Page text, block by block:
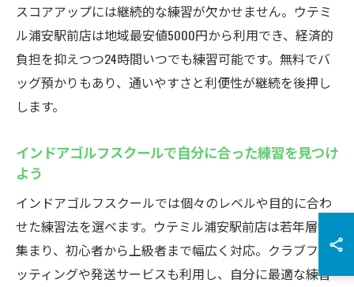
スコアアップには継続的な練習が欠かせません。ウテミ
ル浦安駅前店は地域最安値5000円から利用でき、経済的
負担を抑えつつ24時間いつでも練習可能です。無料でバ
ッグ預かりもあり、通いやすさと利便性が継続を後押し
します。
インドアゴルフスクールで自分に合った練習を見つけ
よう
インドアゴルフスクールでは個々のレベルや目的に合わ
せた練習法を選べます。ウテミル浦安駅前店は若年層が
集まり、初心者から上級者まで幅広く対応。クラブフィ
ッティングや発送サービスも利用し、自分に最適な練習